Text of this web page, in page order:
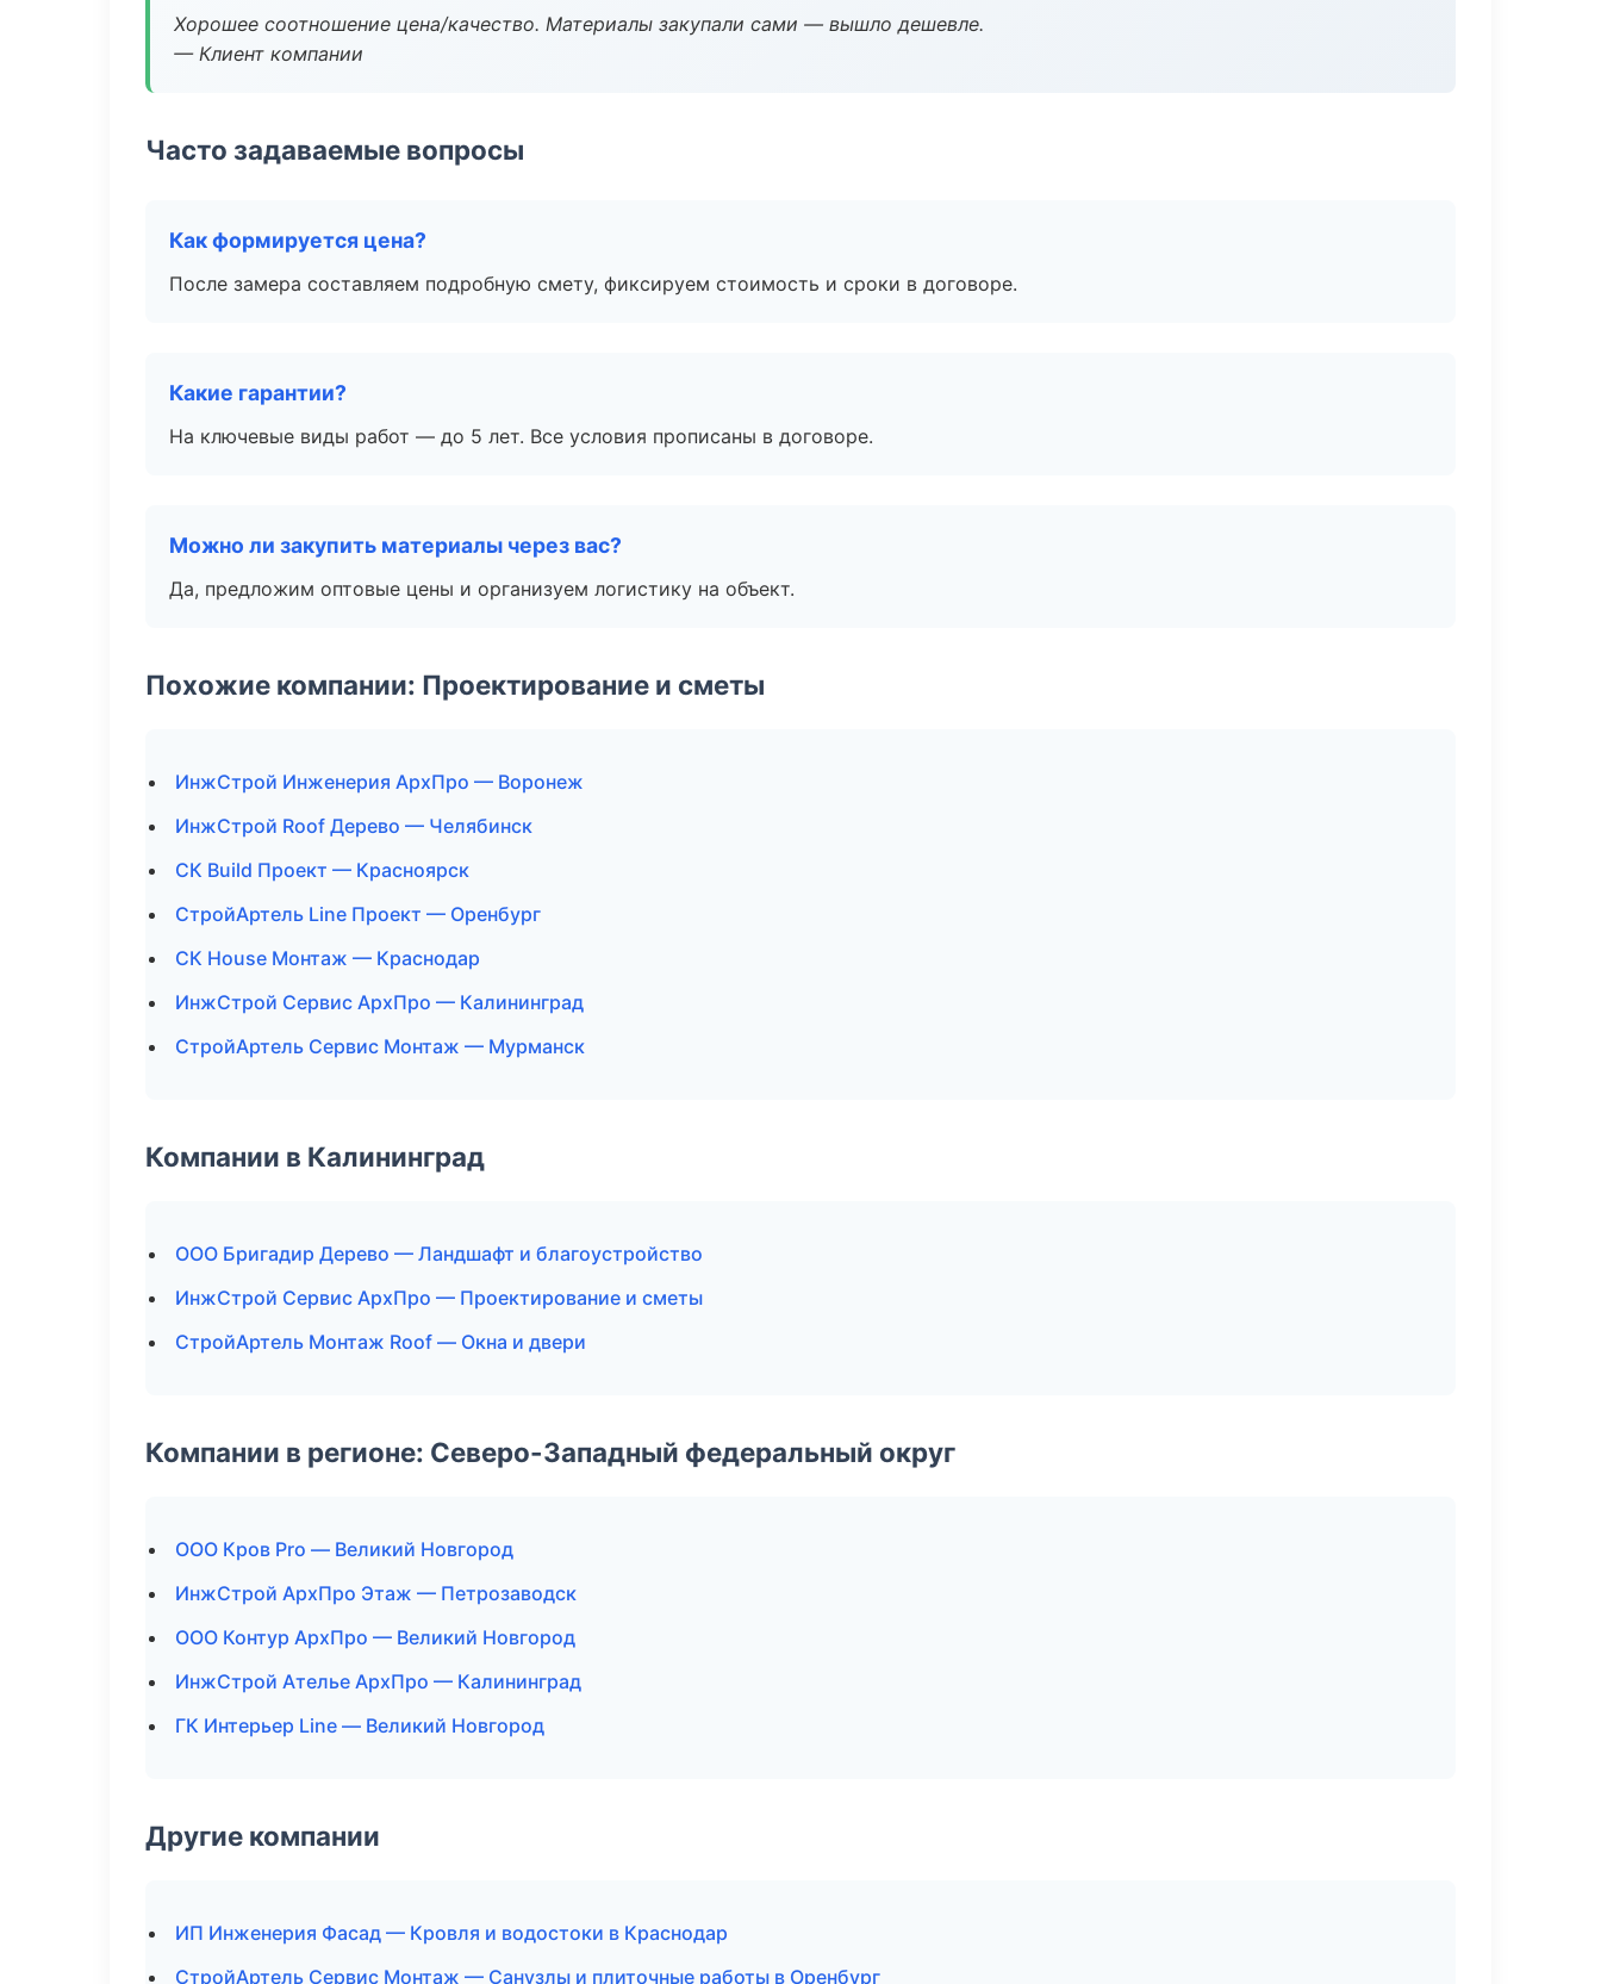
Хорошее соотношение цена/качество. Материалы закупали сами — вышло дешевле.
— Клиент компании
Часто задаваемые вопросы
Как формируется цена?
После замера составляем подробную смету, фиксируем стоимость и сроки в договоре.
Какие гарантии?
На ключевые виды работ — до 5 лет. Все условия прописаны в договоре.
Можно ли закупить материалы через вас?
Да, предложим оптовые цены и организуем логистику на объект.
Похожие компании: Проектирование и сметы
ИнжСтрой Инженерия АрхПро — Воронеж
ИнжСтрой Roof Дерево — Челябинск
СК Build Проект — Красноярск
СтройАртель Line Проект — Оренбург
СК House Монтаж — Краснодар
ИнжСтрой Сервис АрхПро — Калининград
СтройАртель Сервис Монтаж — Мурманск
Компании в Калининград
ООО Бригадир Дерево — Ландшафт и благоустройство
ИнжСтрой Сервис АрхПро — Проектирование и сметы
СтройАртель Монтаж Roof — Окна и двери
Компании в регионе: Северо-Западный федеральный округ
ООО Кров Pro — Великий Новгород
ИнжСтрой АрхПро Этаж — Петрозаводск
ООО Контур АрхПро — Великий Новгород
ИнжСтрой Ателье АрхПро — Калининград
ГК Интерьер Line — Великий Новгород
Другие компании
ИП Инженерия Фасад — Кровля и водостоки в Краснодар
СтройАртель Сервис Монтаж — Санузлы и плиточные работы в Оренбург